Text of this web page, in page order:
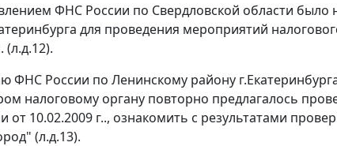
ФНС России по Свердловской области
для проведения мероприятий
(л.д.12).
ФНС России по Ленинскому району
налоговому органу повторно предлагалось
от 10.02.2009 г.., ознакомить с результатами
(л.д.13).